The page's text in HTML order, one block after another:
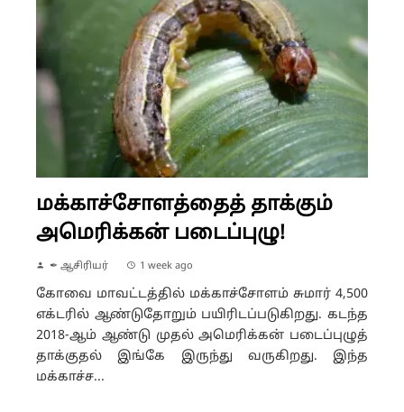
மக்காச்சோளத்தைத் தாக்கும்
அமெரிக்கன் படைப்புழு!
✒ ஆசிரியர் 1 week ago
கோவை மாவட்டத்தில் மக்காச்சோளம் சுமார் 4,500
எக்டரில் ஆண்டுதோறும் பயிரிடப்படுகிறது. கடந்த
2018-ஆம் ஆண்டு முதல் அமெரிக்கன் படைப்புழுத்
தாக்குதல் இங்கே இருந்து வருகிறது. இந்த
மக்காச்ச...